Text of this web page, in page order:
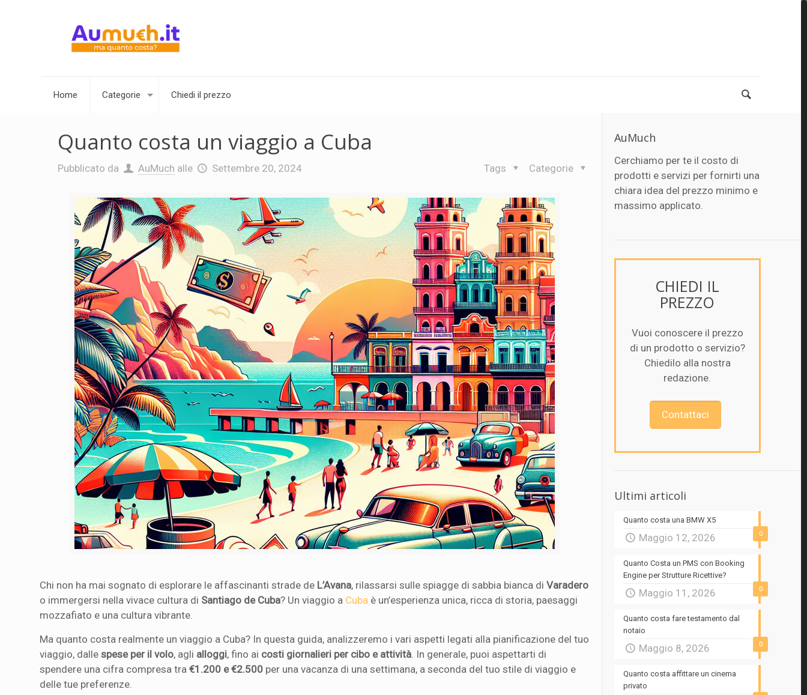
Home Categorie Chiedi il prezzo
Quanto costa un viaggio a Cuba
Pubblicato da AuMuch alle Settembre 20, 2024 Categorie
Tags
Chi non ha mai sognato di esplorare le affascinanti strade de L’Avana, rilassarsi sulle spiagge di sabbia bianca diVaradero
o immergersi nella vivace cultura di Santiago de Cuba? Un viaggio a Cuba è un’esperienza unica, ricca di storia, paesaggi
mozzafiato e una cultura vibrante.
Ma quanto costa realmente un viaggio a Cuba? In questa guida, analizzeremo i vari aspetti legati alla pianificazione del tuo
viaggio, dallespese per il volo, agli alloggi, fino ai costi giornalieri per cibo e attività. In generale, puoi aspettarti di
spendere una cifra compresa tra€1.200 e €2.500 per una vacanza di una settimana, a seconda del tuo stile di viaggio e
delle tue preferenze.
AuMuch
Cerchiamo per te il costo di
prodotti e servizi per fornirti una
chiara idea del prezzo minimo e
massimo applicato.
CHIEDI IL
PREZZO
Vuoi conoscere il prezzo
di un prodotto o servizio?
Chiedilo alla nostra
redazione.
Contattaci
Ultimi articoli
0
Quanto costa una BMW X5
Maggio 12, 2026
0
Quanto Costa un PMS con Booking
Engine per Strutture Ricettive?
Maggio 11, 2026
0
Quanto costa fare testamento dal
notaio
Maggio 8, 2026
Quanto costa affittare un cinema
privato